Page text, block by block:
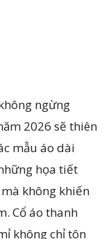
ngừng
2026 sẽ thiên
mẫu áo dài
họa tiết
không khiến
Cổ áo thanh
không chỉ tôn